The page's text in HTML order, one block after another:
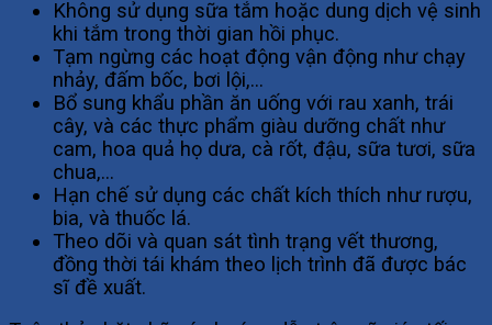
Không sử dụng sữa tắm hoặc dung dịch vệ sinh
khi tắm trong thời gian hồi phục.
Tạm ngừng các hoạt động vận động như chạy
nhảy, đấm bốc, bơi lội,…
Bổ sung khẩu phần ăn uống với rau xanh, trái
cây, và các thực phẩm giàu dưỡng chất như
cam, hoa quả họ dưa, cà rốt, đậu, sữa tươi, sữa
chua,…
Hạn chế sử dụng các chất kích thích như rượu,
bia, và thuốc lá.
Theo dõi và quan sát tình trạng vết thương,
đồng thời tái khám theo lịch trình đã được bác
sĩ đề xuất.